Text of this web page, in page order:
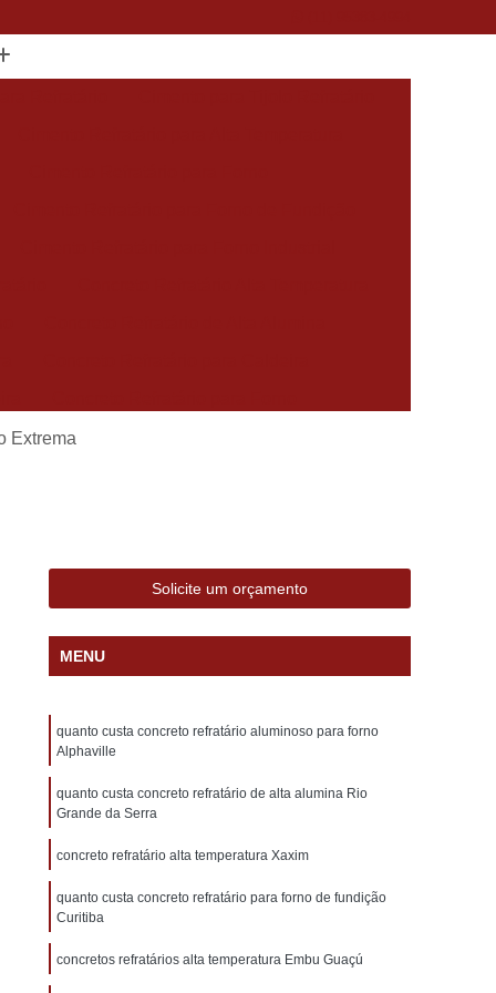
Concreto Refratário para Forno Industrial
Forno Industrial de Fundição de Alumínio
Forno Fundir e Derreter Alumínio
Industrial para Fundir Peças em Alumínio
Fornos de Fundir Peças de Alumínio
Forno a Oleo
a Oleo para Fundição de Aluminio
Forno a Oleo para Fundição de Ferro
a Oleo
de Aluminio
Forno Basculante
Extrema
Solicite um orçamento
MENU
quanto custa concreto refratário aluminoso para forno
Alphaville
quanto custa concreto refratário de alta alumina Rio
Grande da Serra
concreto refratário alta temperatura Xaxim
quanto custa concreto refratário para forno de fundição
Curitiba
concretos refratários alta temperatura Embu Guaçú